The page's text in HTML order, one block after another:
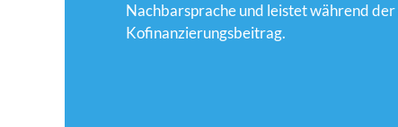
Nachbarsprache und leistet während
Kofinanzierungsbeitrag.